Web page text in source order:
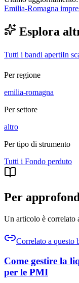
Emilia-Romagna
Esplora
Tutti i bandi apertiIn
Per regione
emilia-romagna
Per settore
altro
Per tipo di strumento
Tutti i Fondo perduto
Per
Un articolo è correlato
Correlato a questo
Come gestire la
per le PMI